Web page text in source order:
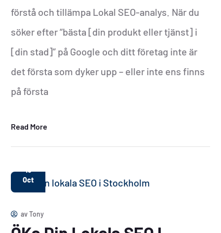
förstå och tillämpa Lokal SEO-analys. När du
söker efter “bästa [din produkt eller tjänst] i
[din stad]” på Google och ditt företag inte är
det första som dyker upp – eller inte ens finns
på första
Read More
10
Oct
avTony